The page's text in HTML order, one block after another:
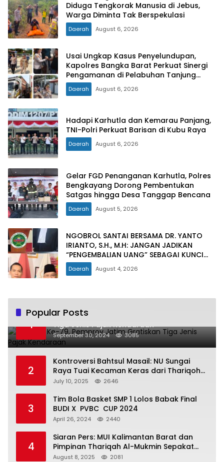
Diduga Tengkorak Manusia di Jebus,
Warga Diminta Tak Berspekulasi
Daerah August 6, 2026
Usai Ungkap Kasus Penyelundupan,
Kapolres Bangka Barat Perkuat Sinergi
Pengamanan di Pelabuhan Tanjung
Kalian
Daerah August 6, 2026
Hadapi Karhutla dan Kemarau Panjang,
TNI-Polri Perkuat Barisan di Kubu Raya
Daerah August 6, 2026
Gelar FGD Penanganan Karhutla, Polres
Bengkayang Dorong Pembentukan
Satgas hingga Desa Tanggap Bencana
Daerah August 5, 2026
NGOBROL SANTAI BERSAMA DR. YANTO
IRIANTO, S.H., M.H: JANGAN JADIKAN
“PENGEMBALIAN UANG” SEBAGAI KUNCI
PINTU KELUAR DARI JERATAN HUKUM
PIDANA KORUPSI
Daerah August 4, 2026
Popular Posts
1
Hari Jadi Ke-79, Pemprov Jatim Gratiskan
Tiga Jenis Pajak Kendaraan
September 30, 2024 3085
2
Kontroversi Bahtsul Masail: NU Sungai
Raya Tuai Kecaman Keras dari Thariqoh
Al Mu’min
July 10, 2025 2646
3
Tim Bola Basket SMP 1 Lolos Babak Final
BUDI X PVBC CUP 2024
April 26, 2024 2440
4
Siaran Pers: MUI Kalimantan Barat dan
Pimpinan Thariqah Al-Mukmin Sepakat
Jaga Umat
August 8, 2025 2081